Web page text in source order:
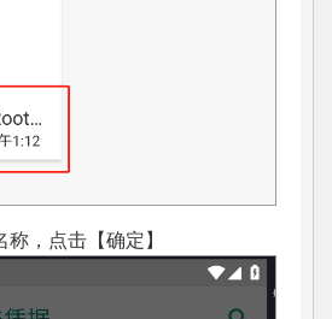
称，点击【确定】